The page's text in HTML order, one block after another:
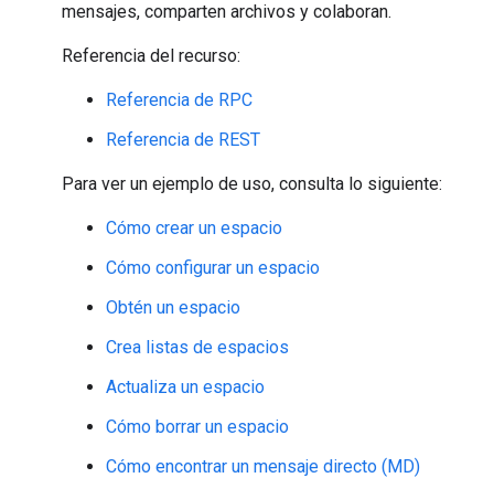
mensajes, comparten archivos y colaboran.
Referencia del recurso:
Referencia de RPC
Referencia de REST
Para ver un ejemplo de uso, consulta lo siguiente:
Cómo crear un espacio
Cómo configurar un espacio
Obtén un espacio
Crea listas de espacios
Actualiza un espacio
Cómo borrar un espacio
Cómo encontrar un mensaje directo (MD)